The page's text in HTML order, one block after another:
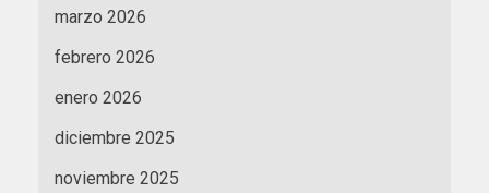
marzo 2026
febrero 2026
enero 2026
diciembre 2025
noviembre 2025